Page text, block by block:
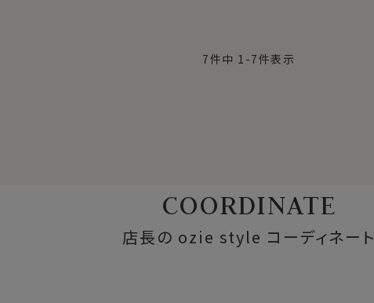
7件中 1 -7件表示
COORDINATE
店長の ozie style コーディネート